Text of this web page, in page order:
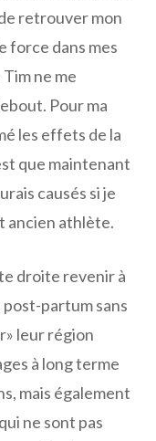
retrouver mon
force dans mes
ne me
Pour ma
les effets de la
que maintenant
causés si je
ancien athlète.
droite revenir à
partum sans
leur région
à long terme
mais également
ne sont pas